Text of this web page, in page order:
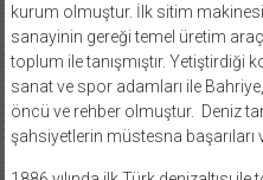
kurum olmuştur. İlk sitim
sanayinin gereği temel üretim
toplum ile tanışmıştır. Yetiştirdiği
sanat ve spor adamları ile
öncü ve rehber olmuştur. Deniz
şahsiyetlerin müstesna başarıları